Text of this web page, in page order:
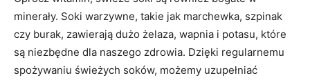
minerały. Soki warzywne,⁣ takie jak marchewka, szpinak
czy ⁣burak,⁣ zawierają dużo żelaza, wapnia i potasu,‌ które
są niezbędne dla naszego zdrowia. ​Dzięki‌ regularnemu
spożywaniu ‌świeżych soków, możemy ⁢uzupełniać